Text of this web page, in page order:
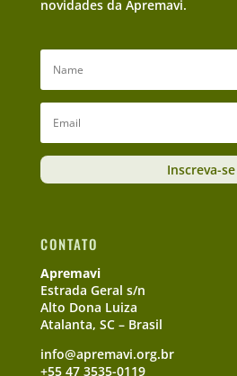
novidades da Apremavi.
Inscreva-se
CONTATO
Apremavi
Estrada Geral s/n
Alto Dona Luiza
Atalanta, SC – Brasil
info@apremavi.org.br
+55 47 3535-0119